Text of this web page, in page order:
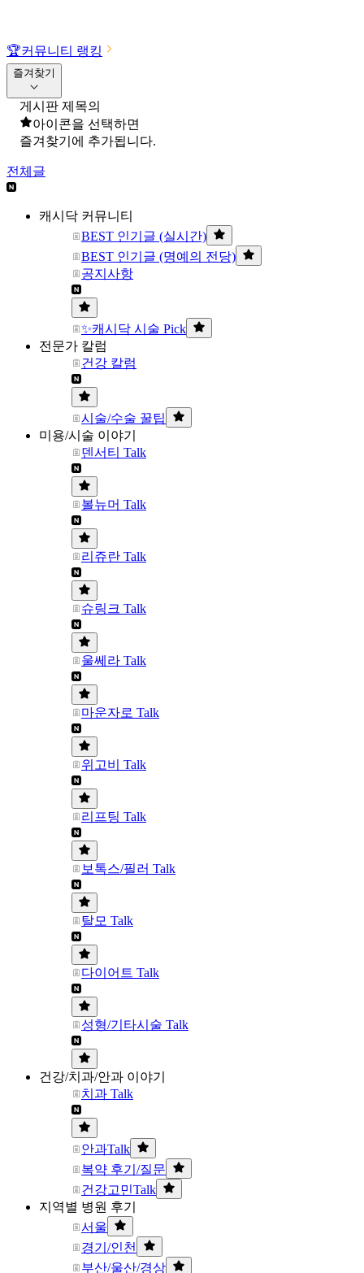
🏆커뮤니티 랭킹
즐겨찾기
게시판 제목의
아이콘을 선택하면
즐겨찾기에 추가됩니다.
전체글
캐시닥 커뮤니티
BEST 인기글 (실시간)
BEST 인기글 (명예의 전당)
공지사항
✨캐시닥 시술 Pick
전문가 칼럼
건강 칼럼
시술/수술 꿀팁
미용/시술 이야기
덴서티 Talk
볼뉴머 Talk
리쥬란 Talk
슈링크 Talk
울쎄라 Talk
마운자로 Talk
위고비 Talk
리프팅 Talk
보톡스/필러 Talk
탈모 Talk
다이어트 Talk
성형/기타시술 Talk
건강/치과/안과 이야기
치과 Talk
안과Talk
복약 후기/질문
건강고민Talk
지역별 병원 후기
서울
경기/인천
부산/울산/경상